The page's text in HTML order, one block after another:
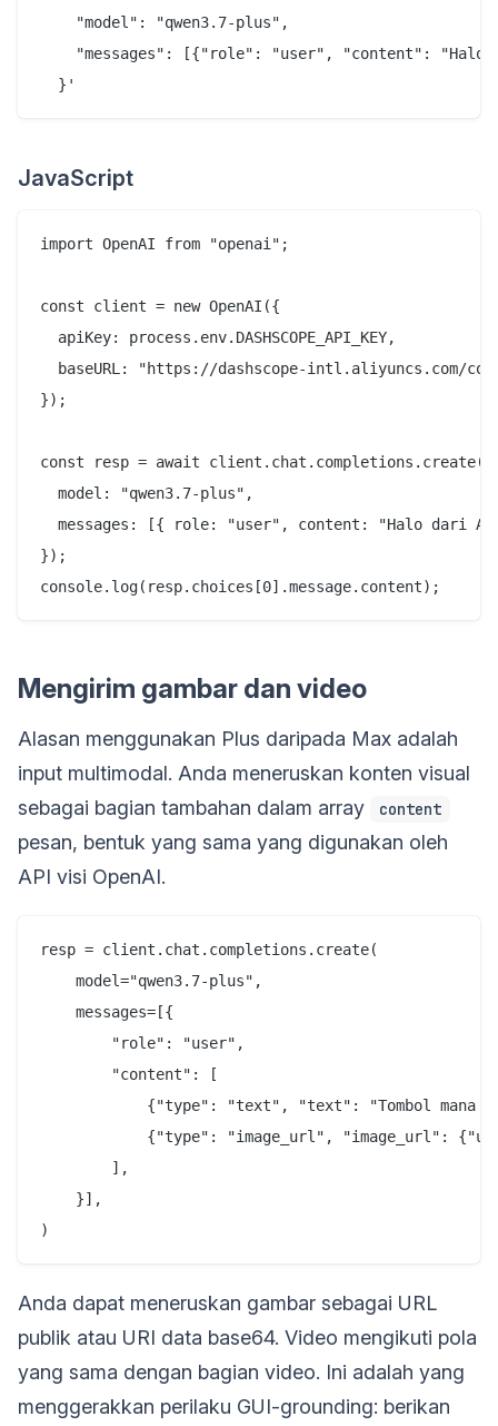
    "model": "qwen3.7-plus",
"messages": [{"role": "user", "content": "Halo
JavaScript
import OpenAI from "openai";
const client = new OpenAI({
  apiKey: process.env.DASHSCOPE_API_KEY,
baseURL: "https://dashscope-intl.aliyuncs.com/
});
const resp = await client.chat.completions.create({
  model: "qwen3.7-plus",
messages: [{ role: "user", content: "Halo dari
});
Mengirim gambar dan video
Alasan menggunakan Plus daripada Max adalah
input multimodal. Anda meneruskan konten visual
sebagai bagian tambahan dalam array
content
pesan, bentuk yang sama yang digunakan oleh
API visi OpenAI.
resp = client.chat.completions.create(
    model="qwen3.7-plus",
    messages=[{
        "role": "user",
        "content": [
{"type": "text", "text": "Tombol mana
{"type": "image_url", "image_url":
        ],
    }],
Anda dapat meneruskan gambar sebagai URL
publik atau URI data base64. Video mengikuti pola
yang sama dengan bagian video. Ini adalah yang
menggerakkan perilaku GUI-grounding: berikan